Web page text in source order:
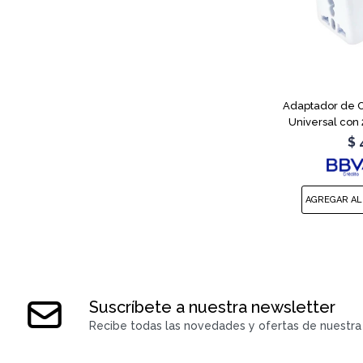
Adaptador de
Universal con
$
Suscríbete a nuestra newsletter
Recibe todas las novedades y ofertas de